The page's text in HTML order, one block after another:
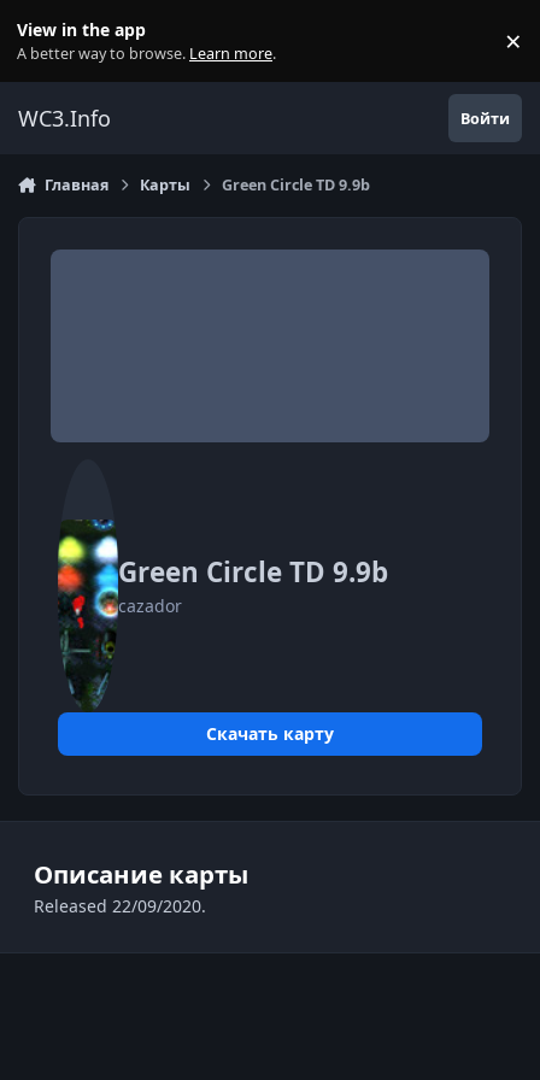
View in the app
A better way to browse. Learn more. ×
WC3.Info Войти
Главная Карты Green Circle TD 9.9b
Green Circle TD 9.9b
cazador
Скачать карту
Описание карты
Released 22/09/2020.